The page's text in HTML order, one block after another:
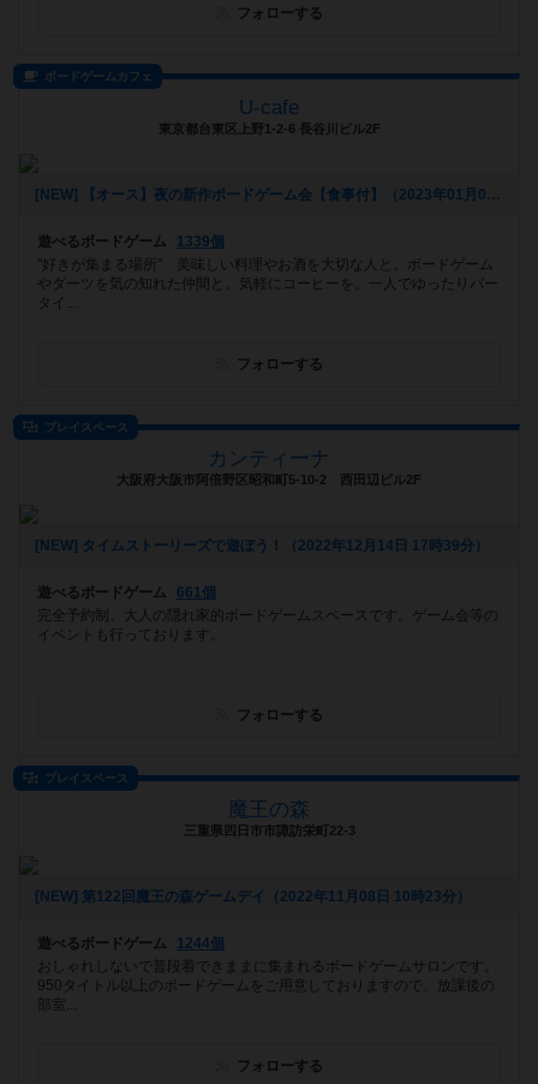
フォローする
ボードゲームカフェ
U-cafe
東京都台東区上野1-2-6 長谷川ビル2F
[NEW] 【オース】夜の新作ボードゲーム会【食事付】（2023年01月09日 20時31分）
遊べるボードゲーム
1339個
"好きが集まる場所" 美味しい料理やお酒を大切な人と。ボードゲーム
やダーツを気の知れた仲間と。気軽にコーヒーを。一人でゆったりバー
タイ...
フォローする
プレイスペース
カンティーナ
大阪府大阪市阿倍野区昭和町5-10-2 西田辺ビル2F
[NEW] タイムストーリーズで遊ぼう！（2022年12月14日 17時39分）
遊べるボードゲーム
661個
完全予約制、大人の隠れ家的ボードゲームスペースです。ゲーム会等の
イベントも行っております。
フォローする
プレイスペース
魔王の森
三重県四日市市諏訪栄町22-3
[NEW] 第122回魔王の森ゲームデイ（2022年11月08日 10時23分）
遊べるボードゲーム
1244個
おしゃれしないで普段着できままに集まれるボードゲームサロンです。
950タイトル以上のボードゲームをご用意しておりますので、放課後の
部室...
フォローする